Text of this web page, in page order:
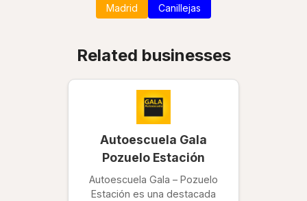
Madrid Canillejas
Related businesses
Autoescuela Gala
Pozuelo Estación
Autoescuela Gala – Pozuelo
Estación es una destacada